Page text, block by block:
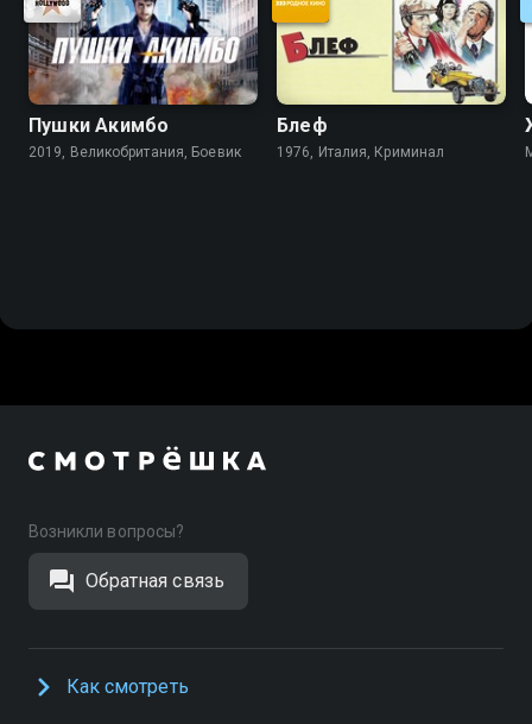
Пушки Акимбо
2019, Великобритания, Боевик
Блеф
1976, Италия, Криминал
Возникли вопросы?
Обратная связь
Как смотреть